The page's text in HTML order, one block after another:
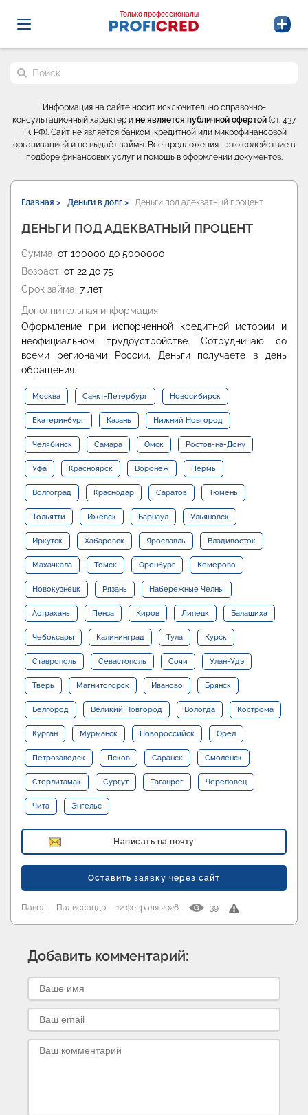
Probrokery - Только профессионалы
Только профессионалы
Поиск по сайту
Информация на сайте носит исключительно справочно-
консультационный характер и не является публичной офертой (ст. 437
ГК РФ). Сайт не является банком, кредитной или микрофинансовой
организацией и не выдаёт займы. Все предложения - это содействие в
подборе финансовых услуг и помощь в оформлении документов.
Главная > Деньги в долг > Деньги под адекватный процент
ДЕНЬГИ ПОД АДЕКВАТНЫЙ ПРОЦЕНТ
Сумма: от 100000 до 5000000
Возраст: от 22 до 75
Срок займа: 7 лет
Дополнительная информация:
Оформление при испорченной кредитной истории и
неофициальном трудоустройстве. Сотрудничаю со
всеми регионами России. Деньги получаете в день
обращения.
Москва Санкт-Петербург Новосибирск
Екатеринбург Казань Нижний Новгород
Челябинск Самара Омск Ростов-на-Дону
Уфа Красноярск Воронеж Пермь
Волгоград Краснодар Саратов Тюмень
Тольятти Ижевск Барнаул Ульяновск
Иркутск Хабаровск Ярославль Владивосток
Махачкала Томск Оренбург Кемерово
Новокузнецк Рязань Набережные Челны
Астрахань Пенза Киров Липецк Балашиха
Чебоксары Калининград Тула Курск
Ставрополь Севастополь Сочи Улан-Удэ
Тверь Магнитогорск Иваново Брянск
Белгород Великий Новгород Вологда Кострома
Курган Мурманск Новороссийск Орел
Петрозаводск Псков Саранск Смоленск
Стерлитамак Сургут Таганрог Череповец
Чита Энгельс
Написать на почту
Оставить заявку через сайт
Павел Палиссандр 12 февраля 2026 39
Добавить комментарий: